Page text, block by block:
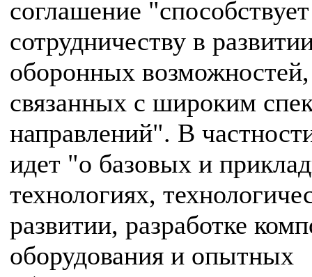
соглашение "способствует
сотрудничеству в
оборонных возможностей,
связанных с широким
направлений". В
идет "о базовых и
технологиях,
развитии, разработке
оборудования и опытных